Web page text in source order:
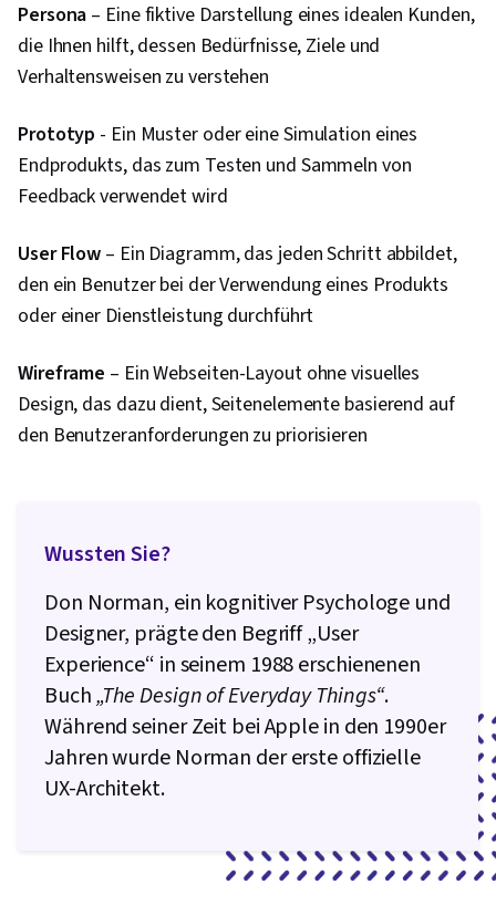
Persona – Eine fiktive Darstellung eines idealen Kunden,
die Ihnen hilft, dessen Bedürfnisse, Ziele und
Verhaltensweisen zu verstehen
Prototyp - Ein Muster oder eine Simulation eines
Endprodukts, das zum Testen und Sammeln von
Feedback verwendet wird
User Flow – Ein Diagramm, das jeden Schritt abbildet,
den ein Benutzer bei der Verwendung eines Produkts
oder einer Dienstleistung durchführt
Wireframe – Ein Webseiten-Layout ohne visuelles
Design, das dazu dient, Seitenelemente basierend auf
den Benutzeranforderungen zu priorisieren
Wussten Sie?
Don Norman, ein kognitiver Psychologe und
Designer, prägte den Begriff „User
Experience“ in seinem 1988 erschienenen
Buch„The Design of Everyday Things“.
Während seiner Zeit bei Apple in den 1990er
Jahren wurde Norman der erste offizielle
UX-Architekt.